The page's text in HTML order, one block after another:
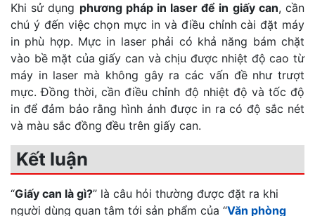
Khi sử dụng phương pháp in laser để in giấy can, cần
chú ý đến việc chọn mực in và điều chỉnh cài đặt máy
in phù hợp. Mực in laser phải có khả năng bám chặt
vào bề mặt của giấy can và chịu được nhiệt độ cao từ
máy in laser mà không gây ra các vấn đề như trượt
mực. Đồng thời, cần điều chỉnh độ nhiệt độ và tốc độ
in để đảm bảo rằng hình ảnh được in ra có độ sắc nét
và màu sắc đồng đều trên giấy can.
Kết luận
“Giấy can là gì?” là câu hỏi thường được đặt ra khi
người dùng quan tâm tới sản phẩm của “Văn phòng